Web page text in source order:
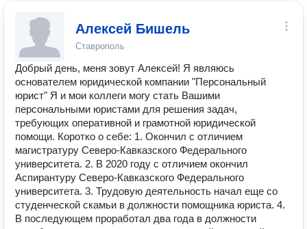
Алексей Бишель
Ставрополь
Добрый день, меня зовут Алексей! Я являюсь
основателем юридической компании "Персональный
юрист" Я и мои коллеги могу стать Вашими
персональными юристами для решения задач,
требующих оперативной и грамотной юридической
помощи. Коротко о себе: 1. Окончил с отличием
магистратуру Северо-Кавказского Федерального
университета. 2. В 2020 году с отличием окончил
Аспирантуру Северо-Кавказского Федерального
университета. 3. Трудовую деятельность начал еще со
студенческой скамьи в должности помощника юриста. 4.
В последующем проработал два года в должности